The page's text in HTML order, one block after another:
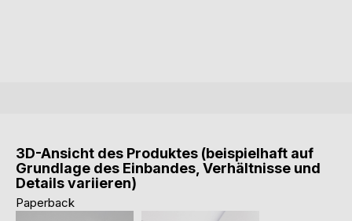
3D-Ansicht des Produktes (beispielhaft auf
Grundlage des Einbandes, Verhältnisse und
Details variieren)
Paperback